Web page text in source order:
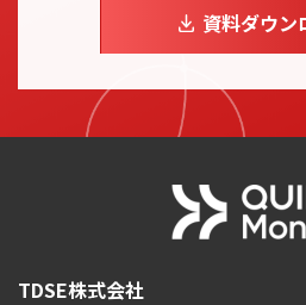
資料ダウン
TDSE株式会社